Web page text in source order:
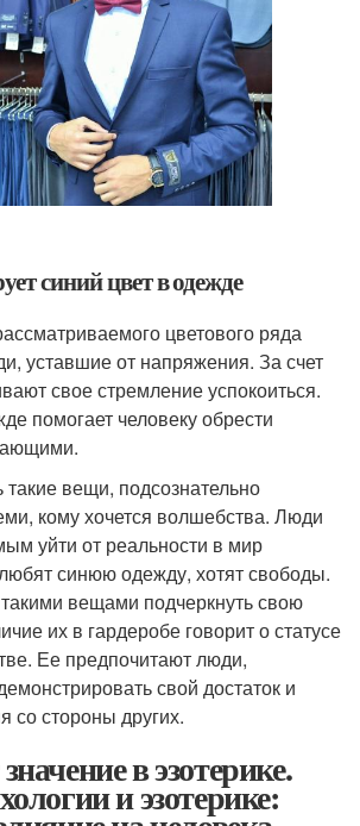
синий цвет в одежде
цветового ряда
уставшие от напряжения. За счет
свое стремление успокоиться.
помогает человеку обрести
такие вещи, подсознательно
кому хочется волшебства. Люди
уйти от реальности в мир
синюю одежду, хотят свободы.
вещами подчеркнуть свою
их в гардеробе говорит о статусе
Ее предпочитают люди,
свой достаток и
со стороны других.
в эзотерике.
и эзотерике: